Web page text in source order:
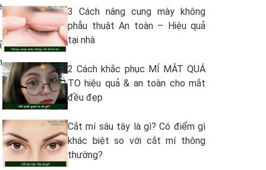
3 Cách nâng cung mày không
phẫu thuật An toàn – Hiệu quả
tại nhà
2 Cách khắc phục MÍ MẮT QUÁ
TO hiệu quả & an toàn cho mắt
đều đẹp
Cắt mí sâu tây là gì? Có điểm gì
khác biệt so với cắt mí thông
thường?